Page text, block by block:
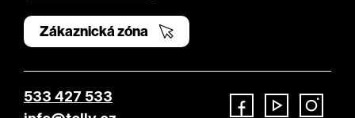
Zákaznická zóna
533 427 533